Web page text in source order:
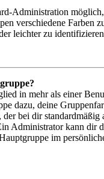
Administration
verschiedene Farben
leichter zu
in mehr als einer
dazu, deine
der bei dir standardmäßig
Administrator kann dir
im